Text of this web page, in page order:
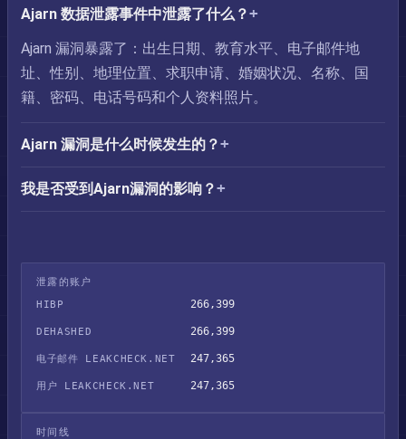
Ajarn 数据泄露事件中泄露了什么？
Ajarn 漏洞暴露了：出生日期、教育水平、电子邮件地
址、性别、地理位置、求职申请、婚姻状况、名称、国
籍、密码、电话号码和个人资料照片。
Ajarn 漏洞是什么时候发生的？
我是否受到Ajarn漏洞的影响？
泄露的账户
HIBP
266,399
DEHASHED 266,399
电子邮件 LEAKCHECK.NET 247,365
用户 LEAKCHECK.NET 247,365
时间线